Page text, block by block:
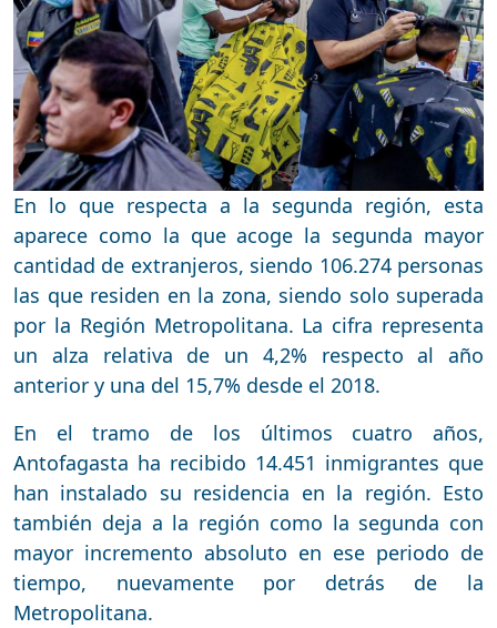
En lo que respecta a la segunda región, esta
aparece como la que acoge la segunda mayor
cantidad de extranjeros, siendo 106.274 personas
las que residen en la zona, siendo solo superada
por la Región Metropolitana. La cifra representa
un alza relativa de un 4,2% respecto al año
anterior y una del 15,7% desde el 2018.
En el tramo de los últimos cuatro años,
Antofagasta ha recibido 14.451 inmigrantes que
han instalado su residencia en la región. Esto
también deja a la región como la segunda con
mayor incremento absoluto en ese periodo de
tiempo, nuevamente por detrás de la
Metropolitana.